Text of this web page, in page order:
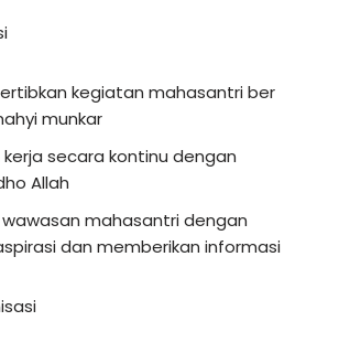
kegiatan mahasantri ber
munkar
kerja secara kontinu dengan
Allah
mahasantri dengan
dan memberikan informasi